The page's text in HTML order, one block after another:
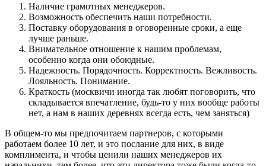
Наличие грамотных менеджеров.
Возможность обеспечить наши потребности.
Поставку оборудования в оговоренные сроки, а еще
лучше раньше.
Внимательное отношение к нашим проблемам,
особенно когда они обоюдные.
Надежность. Порядочность. Корректность. Вежливость.
Лояльность. Понимание.
Краткость (москвичи иногда так любят поговорить, что
складывается впечатление, будь-то у них вообще работы
нет, а нам в наших деревнях всегда есть, чем заняться)
В общем-то мы предпочитаем партнеров, с которыми
работаем более 10 лет, и это послание для них, в виде
комплимента, и чтобы ценили наших менеджеров их